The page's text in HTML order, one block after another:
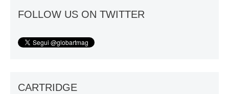
FOLLOW US ON TWITTER
CARTRIDGE